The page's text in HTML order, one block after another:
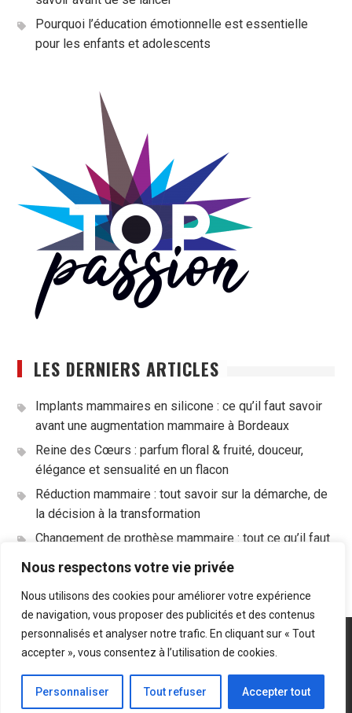
Nous respectons votre vie privée
Nous utilisons des cookies pour améliorer votre expérience
de navigation, vous proposer des publicités et des contenus
personnalisés et analyser notre trafic. En cliquant sur « Tout
accepter », vous consentez à l’utilisation de cookies.
Personnaliser Tout refuser Accepter tout
Pourquoi l’éducation émotionnelle est essentielle
pour les enfants et adolescents
LES DERNIERS ARTICLES
Implants mammaires en silicone : ce qu’il faut savoir
avant une augmentation mammaire à Bordeaux
Reine des Cœurs : parfum floral & fruité, douceur,
élégance et sensualité en un flacon
Réduction mammaire : tout savoir sur la démarche, de
la décision à la transformation
Changement de prothèse mammaire : tout ce qu’il faut
Plan du site Mentions légales
Start Magazine byAxle Themes